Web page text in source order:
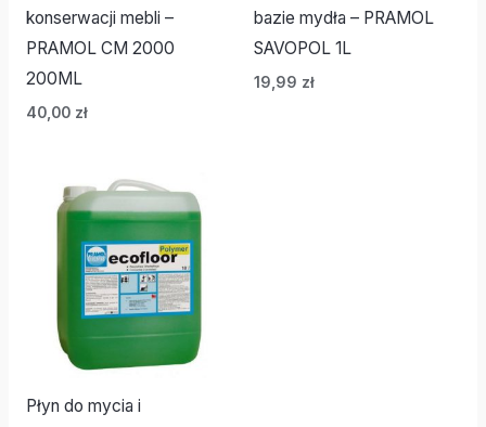
konserwacji mebli –
PRAMOL CM 2000
200ML
40,00 zł
bazie mydła – PRAMOL
SAVOPOL 1L
19,99 zł
Płyn do mycia i